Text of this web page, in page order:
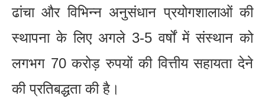
ढांचा और विभिन्न अनुसंधान प्रयोगशालाओं की
स्थापना के लिए अगले 3-5 वर्षों में संस्थान को
लगभग 70 करोड़ रुपयों की वित्तीय सहायता देने
की प्रतिबद्धता की है।